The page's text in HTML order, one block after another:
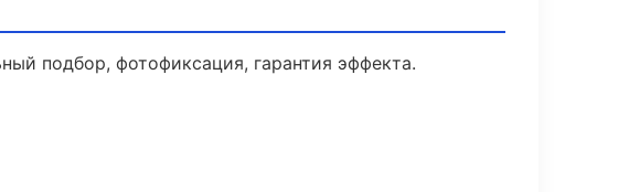
подбор, фотофиксация, гарантия эффекта.